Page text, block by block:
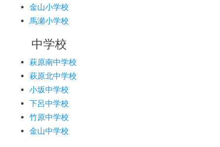
金山小学校
馬瀬小学校
中学校
萩原南中学校
萩原北中学校
小坂中学校
下呂中学校
竹原中学校
金山中学校